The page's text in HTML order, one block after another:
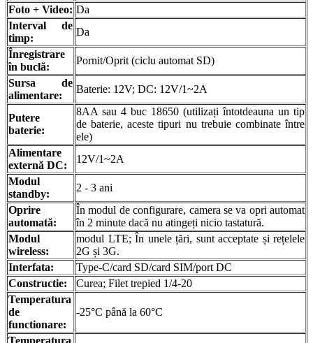
Foto + Video: Da
Interval de
timp:
Da
Înregistrare
în buclă:
Pornit/Oprit (ciclu automat SD)
Sursa de
alimentare:
Baterie: 12V; DC: 12V/1~2A
Putere
baterie:
8AA sau 4 buc 18650 (utilizați întotdeauna un tip
de baterie, aceste tipuri nu trebuie combinate între
ele)
Alimentare
externă DC:
12V/1~2A
Modul
standby:
2 - 3 ani
Oprire
automată:
În modul de configurare, camera se va opri automat
în 2 minute dacă nu atingeți nicio tastatură.
Modul
wireless:
modul LTE; În unele țări, sunt acceptate și rețelele
2G și 3G.
Interfata:
Type-C/card SD/card SIM/port DC
Constructie:
Curea; Filet trepied 1/4-20
Temperatura
de
functionare:
-25°C până la 60°C
Temperatura